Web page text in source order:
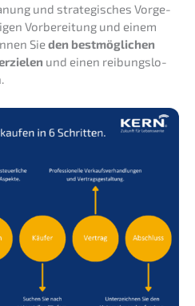
und strate­gi­sches Vorge­
Vorbe­rei­tung und einem
Sieden bestmög­li­chen
und einen reibungs­lo­